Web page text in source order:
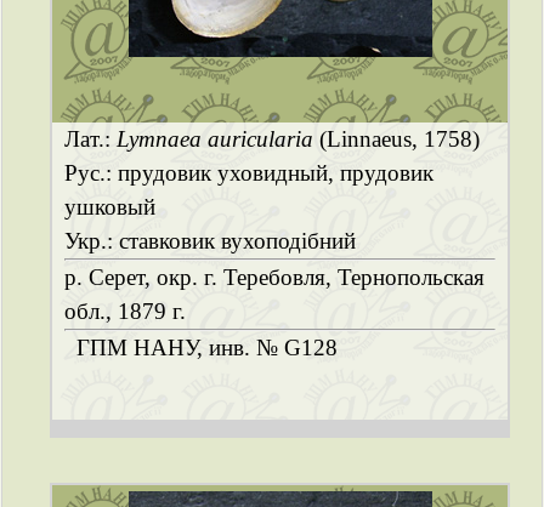
Лат.: Lymnaea auricularia (Linnaeus, 1758)
Рус.: прудовик уховидный, прудовик
ушковый
Укр.: ставковик вухоподібний
р. Серет, окр. г. Теребовля, Тернопольская
обл., 1879 г.
ГПМ НАНУ, инв. № G128